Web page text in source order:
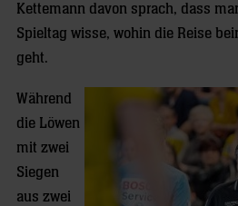
Kettemann davon sprach, dass
Spieltag wisse, wohin die Reise
geht.
Während
die Löwen
mit zwei
Siegen
aus zwei